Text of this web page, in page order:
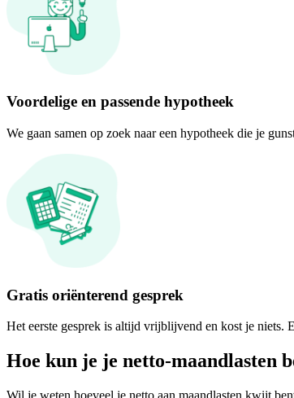
Voordelige en passende hypotheek
We gaan samen op zoek naar een hypotheek die je
Gratis oriënterend gesprek
Het eerste gesprek is altijd vrijblijvend en kost je niets.
Hoe kun je je netto-maandlasten